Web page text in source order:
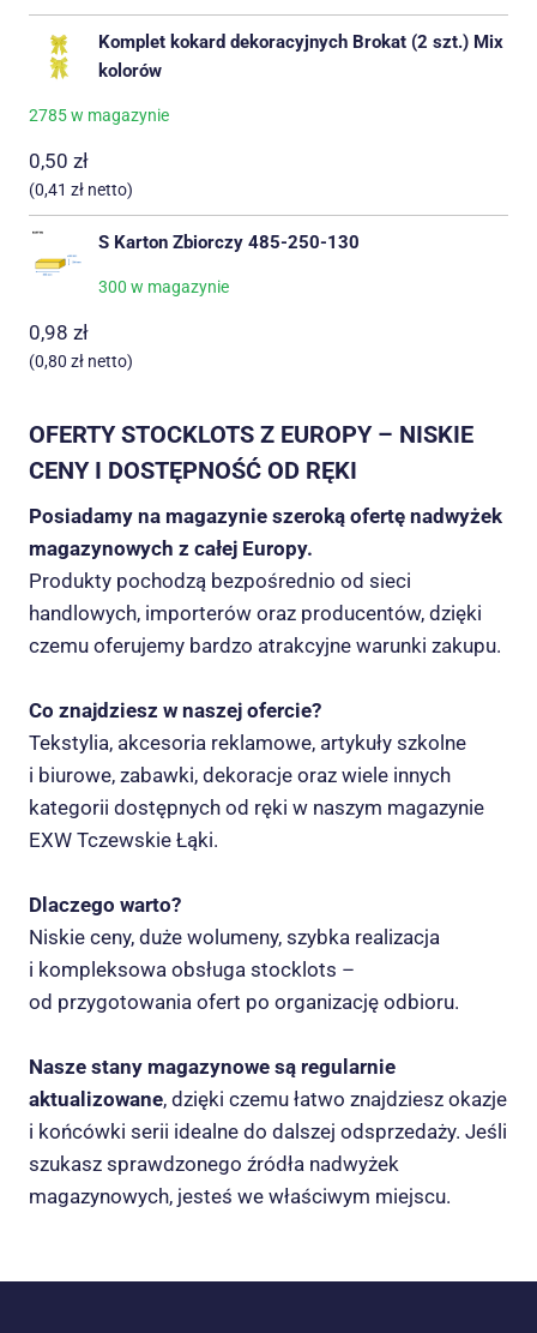
Komplet kokard dekoracyjnych Brokat (2 szt.) Mix
kolorów
2785 w magazynie
0,50 zł
(0,41 zł netto)
S Karton Zbiorczy 485-250-130
300 w magazynie
0,98 zł
(0,80 zł netto)
OFERTY STOCKLOTS Z EUROPY – NISKIE
CENY I DOSTĘPNOŚĆ OD RĘKI
Posiadamy na magazynie szeroką ofertę nadwyżek
magazynowych z całej Europy.
Produkty pochodzą bezpośrednio od sieci
handlowych, importerów oraz producentów, dzięki
czemu oferujemy bardzo atrakcyjne warunki zakupu.
Co znajdziesz w naszej ofercie?
Tekstylia, akcesoria reklamowe, artykuły szkolne
i biurowe, zabawki, dekoracje oraz wiele innych
kategorii dostępnych od ręki w naszym magazynie
EXW Tczewskie Łąki.
Dlaczego warto?
Niskie ceny, duże wolumeny, szybka realizacja
i kompleksowa obsługa stocklots –
od przygotowania ofert po organizację odbioru.
Nasze stany magazynowe są regularnie
aktualizowane, dzięki czemu łatwo znajdziesz okazje
i końcówki serii idealne do dalszej odsprzedaży. Jeśli
szukasz sprawdzonego źródła nadwyżek
magazynowych, jesteś we właściwym miejscu.